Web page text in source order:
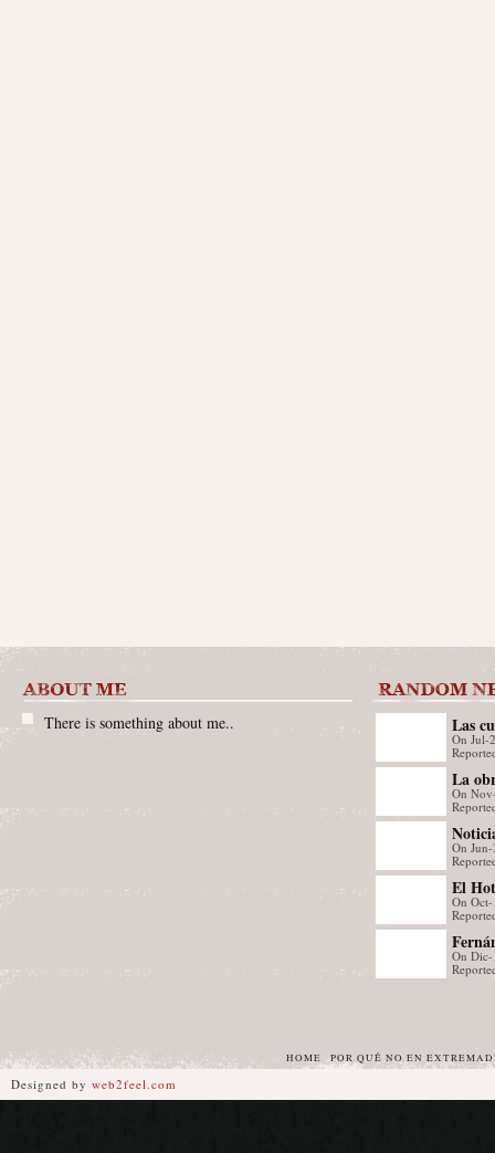
There is something about me..
Las
On Jul-
La
On
On
El
On
XIV
On
HOME POR QUÉ NO EN
Designed by web2feel.com